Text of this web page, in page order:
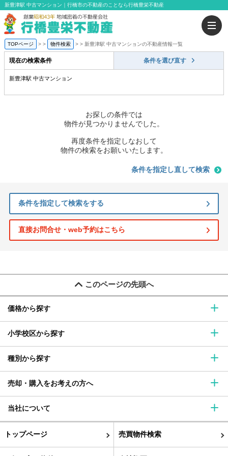
新豊津駅 中古マンション｜行橋市の不動産のことなら行橋豊栄不動産
TOPページ > 物件検索 > 新豊津駅 中古マンションの不動産情報一覧
現在の検索条件 条件を選び直す
新豊津駅 中古マンション
お探しの条件では
物件が見つかりませんでした。
再度条件を指定しなおして
物件の検索をお願いいたします。
条件を指定し直して検索
条件を指定して検索をする
直接お問合せ・web予約はこちら
このページの先頭へ
価格から探す
小学校区から探す
種別から探す
売却・購入をお考えの方へ
当社について
トップページ 売買物件検索